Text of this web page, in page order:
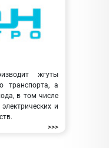
жгуты
транспорта, а
в том числе
и
>>>